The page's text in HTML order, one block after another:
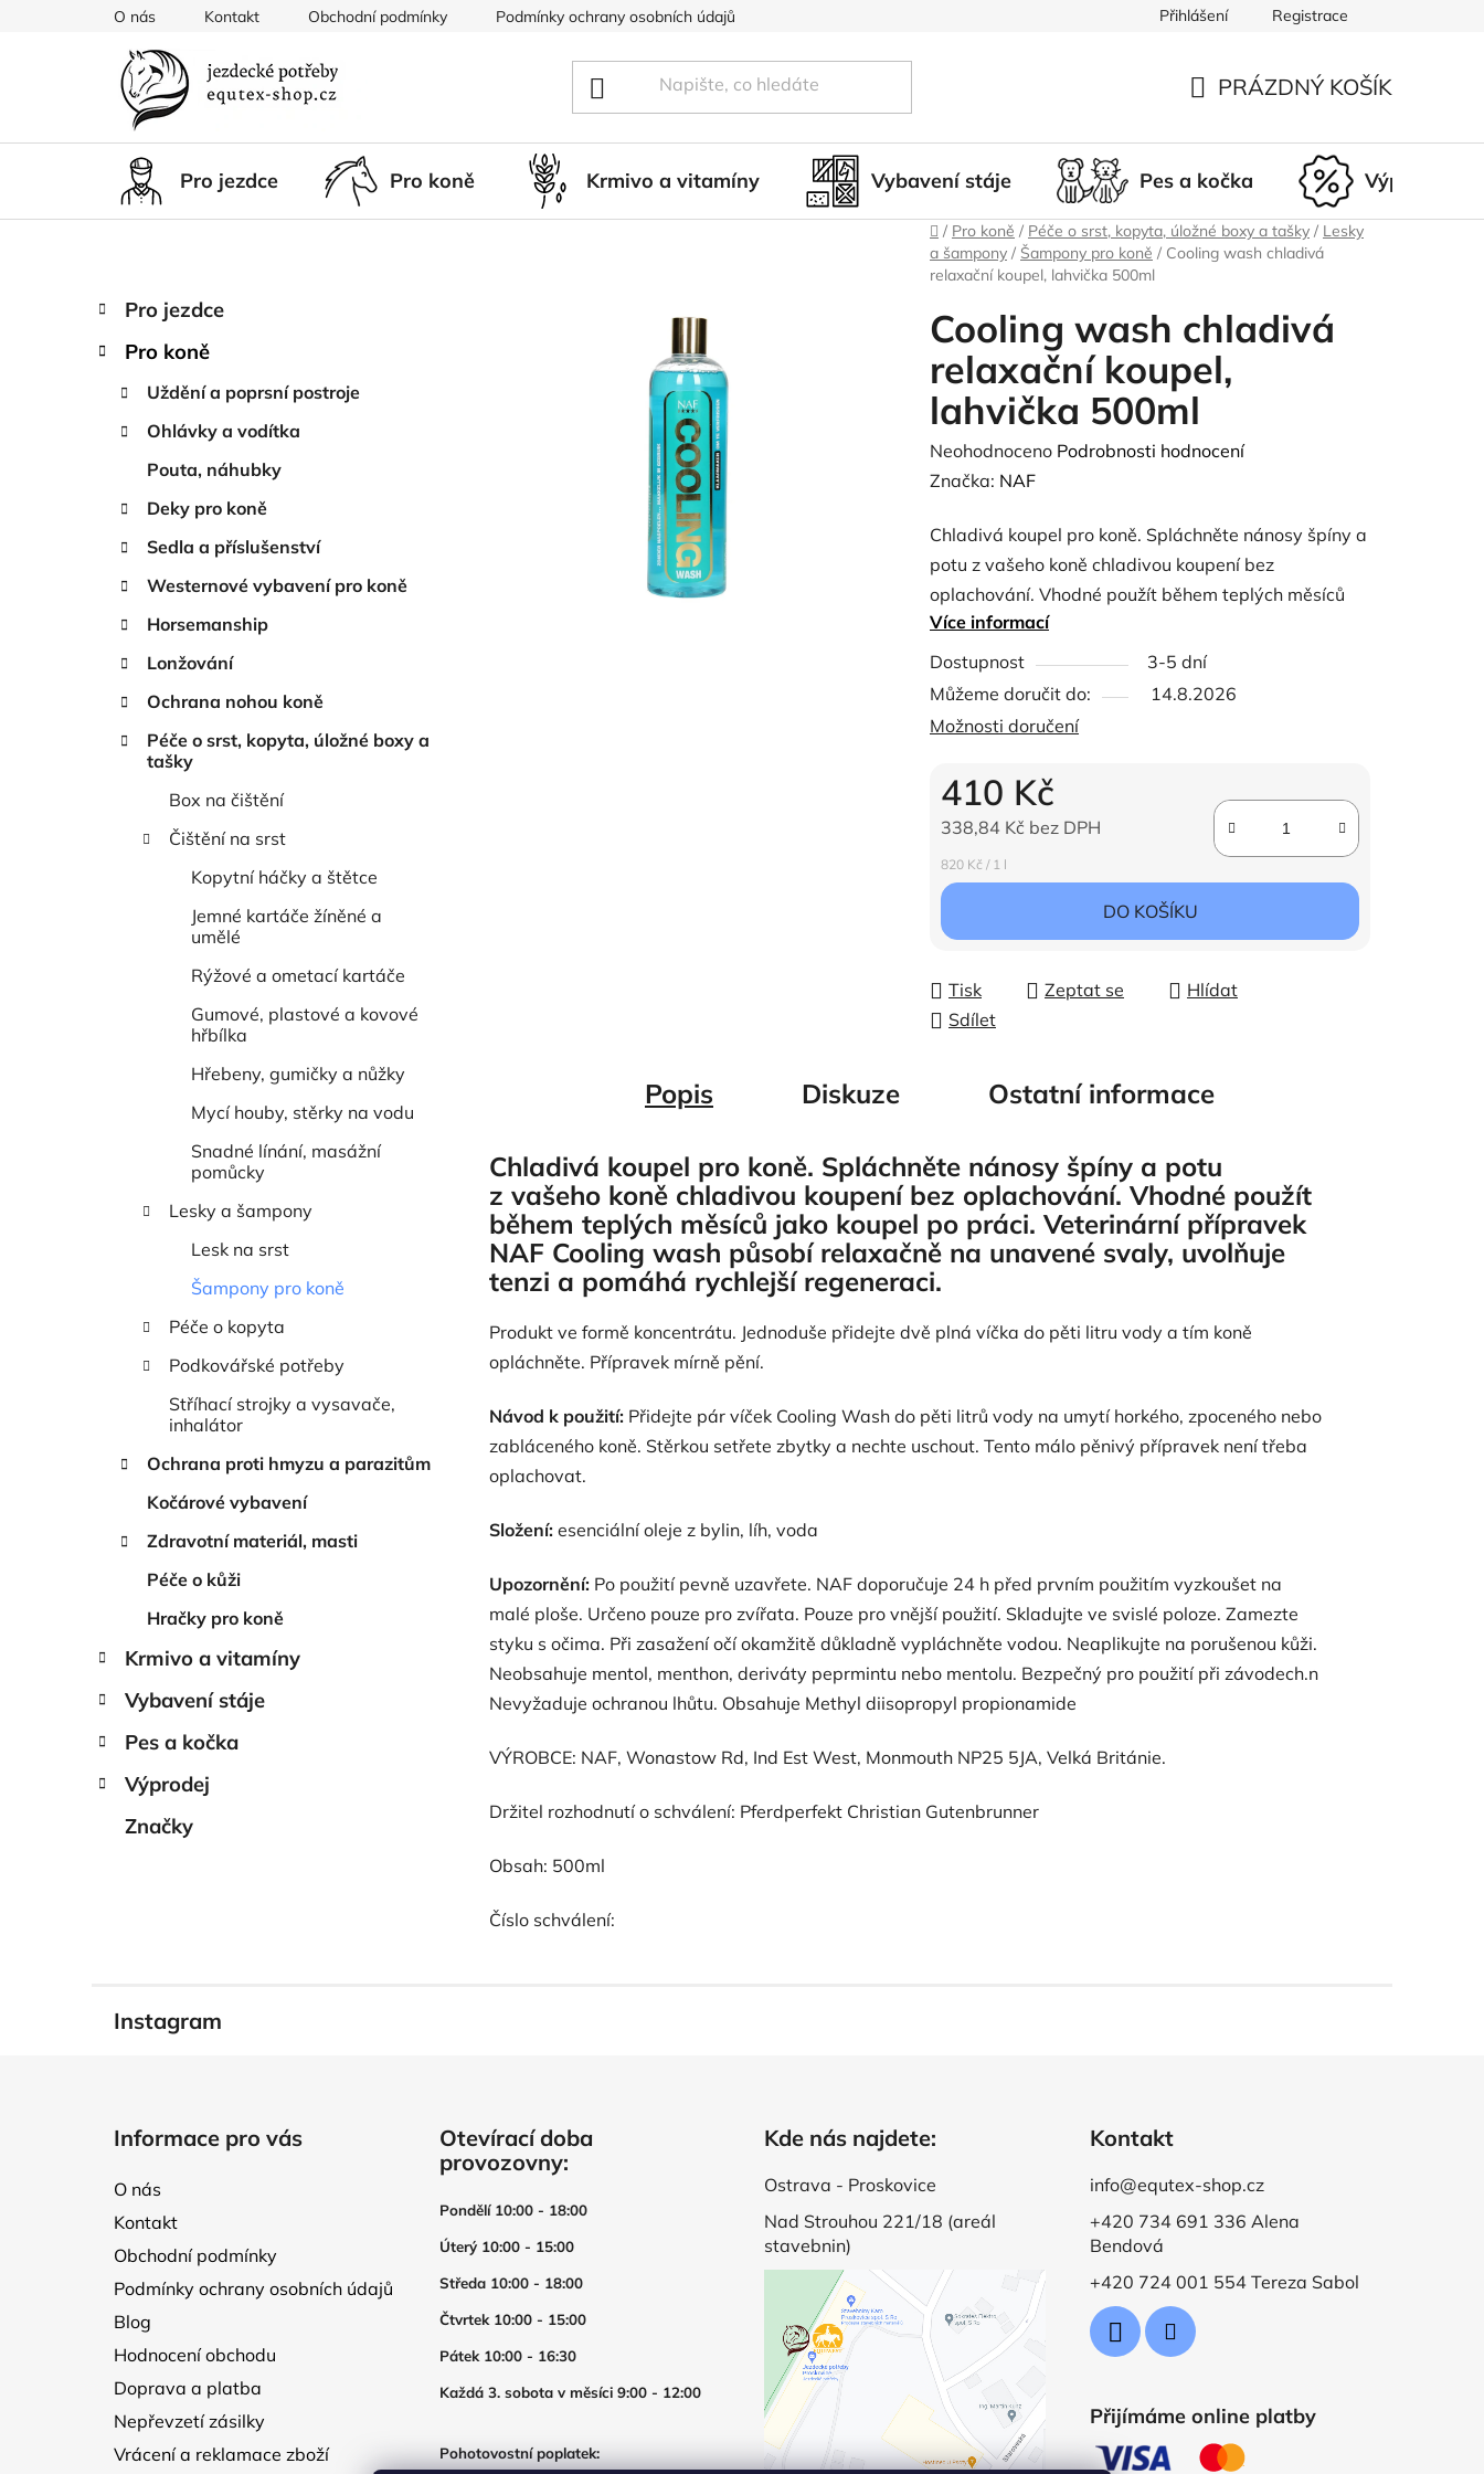
O nás Kontakt Obchodní podmínky Podmínky ochrany osobních údajů Doprava a platba Nepřevzetí zásilky
Přihlášení Registrace
KOŠÍK
PRÁZDNÝ KOŠÍK
Pro jezdce Pro koně Krmivo a vitamíny Vybavení stáje Pes a kočka Výprodej
Domů
/ Pro koně / Péče o srst, kopyta, úložné boxy a tašky / Lesky
a šampony / Šampony pro koně / Cooling wash chladivá
relaxační koupel, lahvička 500ml
P
s
Přeskočit
kategorie
K
a
Pro jezdce
Pro koně
Uždění a poprsní postroje
Ohlávky a vodítka
Pouta, náhubky
Deky pro koně
Sedla a příslušenství
Westernové vybavení pro koně
Horsemanship
Lonžování
Ochrana nohou koně
Péče o srst, kopyta, úložné boxy a
tašky
Box na čištění
Čištění na srst
Kopytní háčky a štětce
Jemné kartáče žíněné a
umělé
Rýžové a ometací kartáče
Gumové, plastové a kovové
hřbílka
Hřebeny, gumičky a nůžky
Mycí houby, stěrky na vodu
Snadné línání, masážní
pomůcky
Lesky a šampony
Lesk na srst
Šampony pro koně
Péče o kopyta
Podkovářské potřeby
Stříhací strojky a vysavače,
inhalátor
Ochrana proti hmyzu a parazitům
Kočárové vybavení
Zdravotní materiál, masti
Péče o kůži
Hračky pro koně
Krmivo a vitamíny
Vybavení stáje
Pes a kočka
Výprodej
Značky
Cooling wash chladivá
relaxační koupel,
lahvička 500ml
Průměrné
hodnocení
je
0,0
z
5
hvězdiček.
Neohodnoceno Podrobnosti hodnocení
Značka: NAF
Chladivá koupel pro koně. Spláchněte nánosy špíny a
potu z vašeho koně chladivou koupení bez
oplachování. Vhodné použít během teplých měsíců
jako koupel po práci. Veterinární přípravek NAF
Cooling wash působí relaxačně na unavené svaly,
uvolňuje tenzi a pomáhá rychlejší regeneraci.
Více informací
Dostupnost
3-5 dní
Můžeme doručit do:
14.8.2026
Možnosti doručení
410 Kč
338,84 Kč bez DPH
Měrná cena:
820 Kč / 1 l
DO KOŠÍKU
Tisk Zeptat se
Hlídat
Sdílet
Popis Diskuze Ostatní informace
Chladivá koupel pro koně. Spláchněte nánosy špíny a potu
z vašeho koně chladivou koupení bez oplachování. Vhodné použít
během teplých měsíců jako koupel po práci. Veterinární přípravek
NAF Cooling wash působí relaxačně na unavené svaly, uvolňuje
tenzi a pomáhá rychlejší regeneraci.
Produkt ve formě koncentrátu. Jednoduše přidejte dvě plná víčka do pěti litru vody a tím koně
opláchněte. Přípravek mírně pění.
Návod k použití: Přidejte pár víček Cooling Wash do pěti litrů vody na umytí horkého, zpoceného nebo
zabláceného koně. Stěrkou setřete zbytky a nechte uschout. Tento málo pěnivý přípravek není třeba
oplachovat.
Složení: esenciální oleje z bylin, líh, voda
Upozornění: Po použití pevně uzavřete. NAF doporučuje 24 h před prvním použitím vyzkoušet na
malé ploše. Určeno pouze pro zvířata. Pouze pro vnější použití. Skladujte ve svislé poloze. Zamezte
styku s očima. Při zasažení očí okamžitě důkladně vypláchněte vodou. Neaplikujte na porušenou kůži.
Neobsahuje mentol, menthon, deriváty peprmintu nebo mentolu. Bezpečný pro použití při závodech.n
Nevyžaduje ochranou lhůtu. Obsahuje Methyl diisopropyl propionamide
VÝROBCE: NAF, Wonastow Rd, Ind Est West, Monmouth NP25 5JA, Velká Británie.
Držitel rozhodnutí o schválení: Pferdperfekt Christian Gutenbrunner
Obsah: 500ml
Číslo schválení:
Instagram
Informace pro vás
O nás
Kontakt
Obchodní podmínky
Podmínky ochrany osobních údajů
Blog
Hodnocení obchodu
Doprava a platba
Nepřevzetí zásilky
Vrácení a reklamace zboží
Otevírací doba
provozovny:
Pondělí 10:00 - 18:00
Úterý 10:00 - 15:00
Středa 10:00 - 18:00
Čtvrtek 10:00 - 15:00
Pátek 10:00 - 16:30
Každá 3. sobota v měsíci 9:00 - 12:00
Pohotovostní poplatek:
Kde nás najdete:
Ostrava - Proskovice
Nad Strouhou 221/18 (areál
stavebnin)
Kontakt
info@equtex-shop.cz
+420 734 691 336 Alena
Bendová
+420 724 001 554 Tereza Sabol
Přijímáme online platby